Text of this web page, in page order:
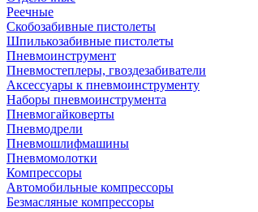
Реечные
Скобозабивные пистолеты
Шпилькозабивные пистолеты
Пневмоинструмент
Пневмостеплеры, гвоздезабиватели
Аксессуары к пневмоинструменту
Наборы пневмоинструмента
Пневмогайковерты
Пневмодрели
Пневмошлифмашины
Пневмомолотки
Компрессоры
Автомобильные компрессоры
Безмасляные компрессоры